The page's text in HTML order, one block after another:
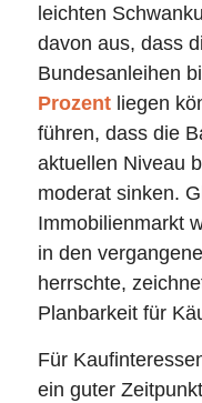
leichten
davon aus, dass
Bundesanleihen
Prozentliegen
führen, dass die
aktuellen Niveau
moderat sinken.
Immobilienmarkt
in den
herrschte,
Planbarkeit für
Für
ein guter